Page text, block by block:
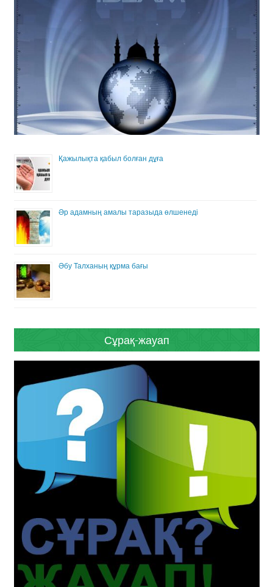
Қажылықта қабыл болған дұға
Әр адамның амалы таразыда өлшенеді
Әбу Талханың құрма бағы
Сұрақ-жауап